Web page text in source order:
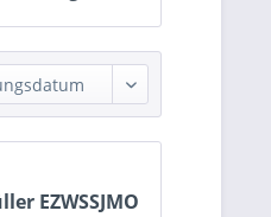
EZWSSJMO